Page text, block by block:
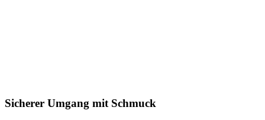
Sicherer Umgang mit Schmuck